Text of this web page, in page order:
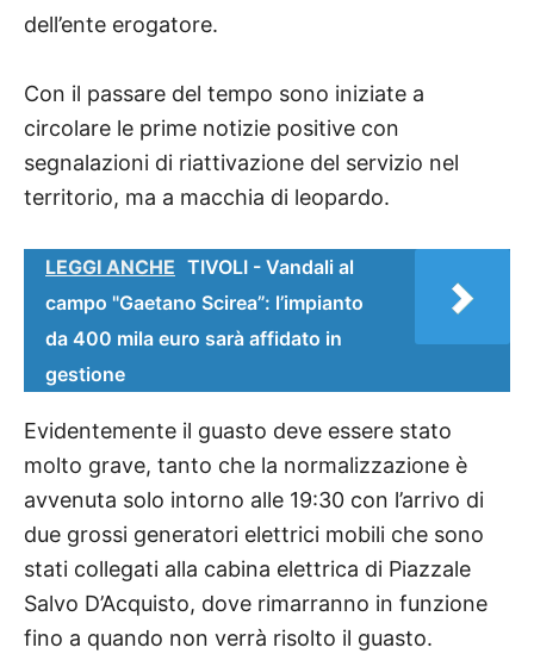
dell’ente erogatore.
Con il passare del tempo sono iniziate a
circolare le prime notizie positive con
segnalazioni di riattivazione del servizio nel
territorio, ma a macchia di leopardo.
LEGGI ANCHE TIVOLI - Vandali al
campo "Gaetano Scirea”: l’impianto
da 400 mila euro sarà affidato in
gestione
Evidentemente il guasto deve essere stato
molto grave, tanto che la normalizzazione è
avvenuta solo intorno alle 19:30 con l’arrivo di
due grossi generatori elettrici mobili che sono
stati collegati alla cabina elettrica di Piazzale
Salvo D’Acquisto, dove rimarranno in funzione
fino a quando non verrà risolto il guasto.